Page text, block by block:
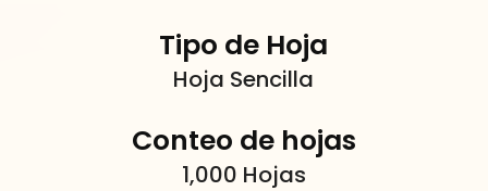
Tipo de Hoja
Hoja Sencilla
Conteo de hojas
1,000 Hojas